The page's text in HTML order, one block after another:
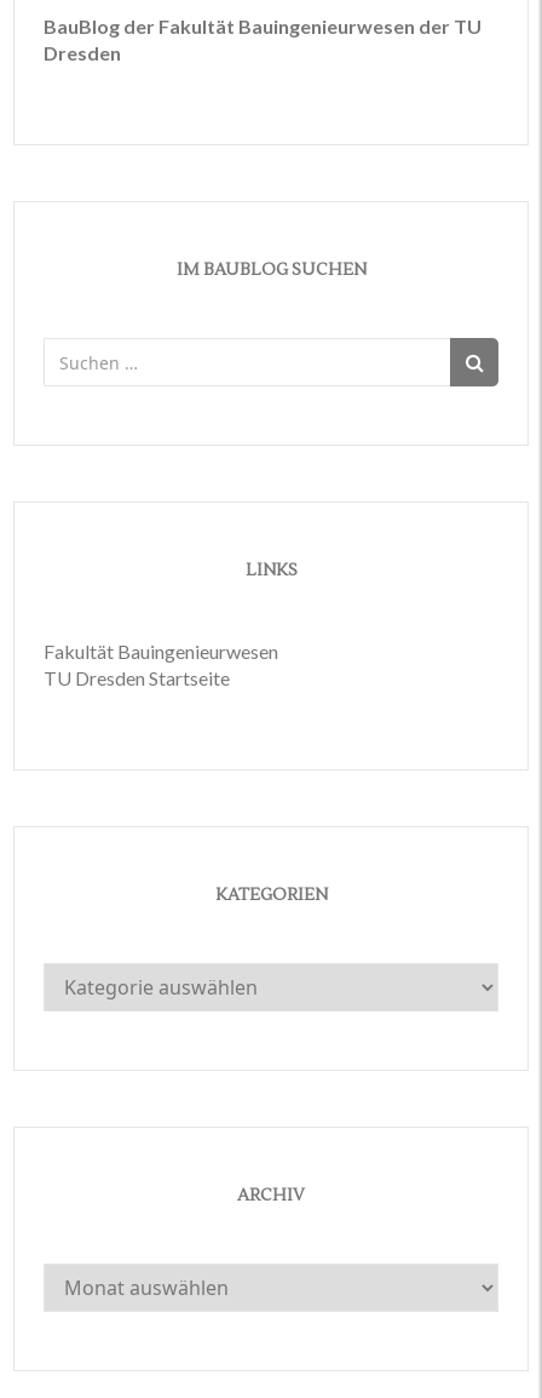
BauBlog der Fakultät Bauingenieurwesen der TU
Dresden
IM BAUBLOG SUCHEN
nach:
LINKS
Fakultät Bauingenieurwesen
TU Dresden Startseite
KATEGORIEN
Kategorien
ARCHIV
Archiv